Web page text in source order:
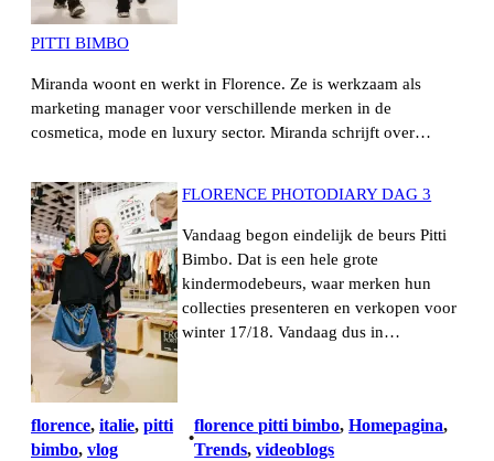
PITTI BIMBO
Miranda woont en werkt in Florence. Ze is werkzaam als
marketing manager voor verschillende merken in de
cosmetica, mode en luxury sector. Miranda schrijft over…
FLORENCE PHOTODIARY DAG 3
Vandaag begon eindelijk de beurs Pitti
Bimbo. Dat is een hele grote
kindermodebeurs, waar merken hun
collecties presenteren en verkopen voor
winter 17/18. Vandaag dus in…
florence, italie, pitti
bimbo, vlog
•
florence pitti bimbo, Homepagina
Trends, videoblogs